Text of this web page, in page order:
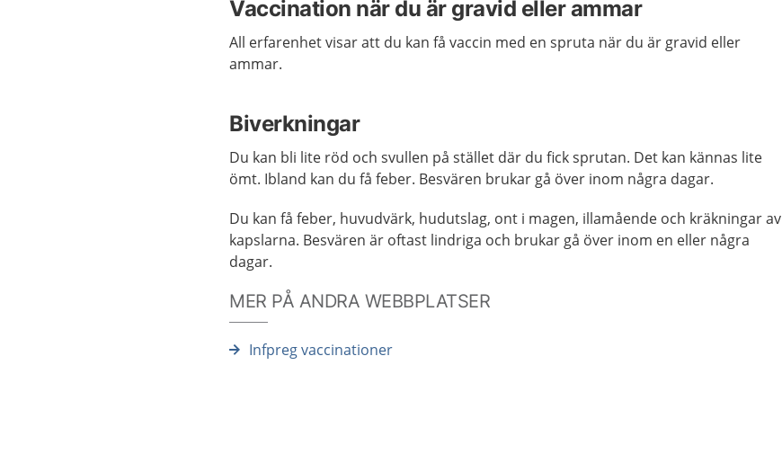
Vaccination när du är gravid eller ammar
All erfarenhet visar att du kan få vaccin med en spruta när du är gravid eller
ammar.
Biverkningar
Du kan bli lite röd och svullen på stället där du fick sprutan. Det kan kännas lite
ömt. Ibland kan du få feber. Besvären brukar gå över inom några dagar.
Du kan få feber, huvudvärk, hudutslag, ont i magen, illamående och kräkningar av
kapslarna. Besvären är oftast lindriga och brukar gå över inom en eller några
dagar.
MER PÅ ANDRA WEBBPLATSER
Infpreg vaccinationer